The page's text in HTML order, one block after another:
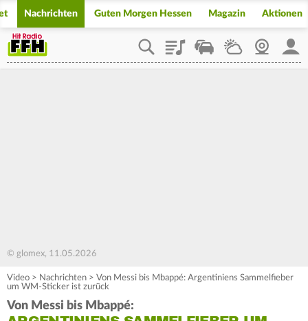
Nachrichten Guten Morgen Hessen Magazin Aktionen
PlaylistStaupilotWetterWebcam
© glomex, 11.05.2026
Video > Nachrichten > Von Messi bis Mbappé: Argentiniens Sammelfieber
um WM-Sticker ist zurück
Von Messi bis Mbappé: